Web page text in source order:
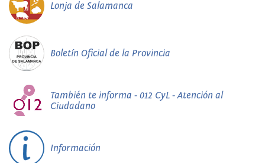
Lonja de Salamanca
Boletín Oficial de la Provincia
También te informa - 012 CyL - Atención al
Ciudadano
Información